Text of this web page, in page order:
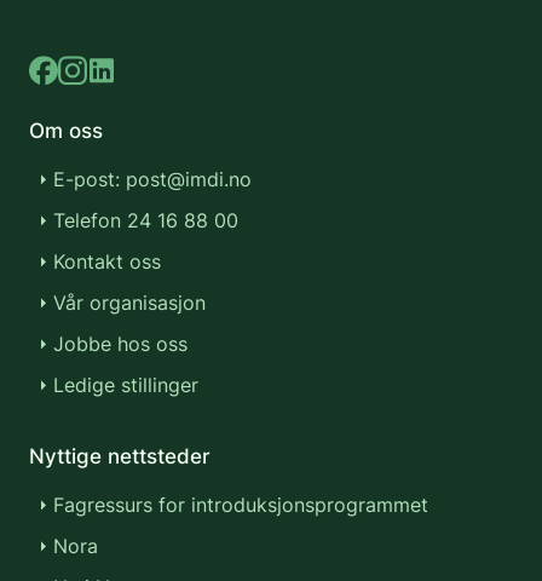
Om oss
E-post: post@imdi.no
Telefon 24 16 88 00
Kontakt oss
Vår organisasjon
Jobbe hos oss
Ledige stillinger
Nyttige nettsteder
Fagressurs for introduksjonsprogrammet
Nora